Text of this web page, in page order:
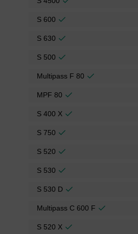
S 600
S 630
S 500
Multipass F 80
MPF 80
S 400 X
S 750
S 520
S 530
S 530 D
Multipass C 600 F
S 520 X